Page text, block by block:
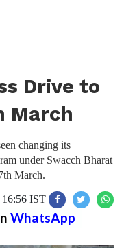
Drive to
March
changing its
under Swacch Bharat
March.
16:56 IST
WhatsApp